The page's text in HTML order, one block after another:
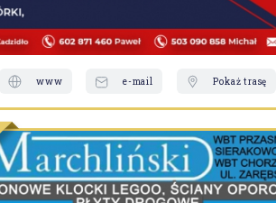
www e-mail Pokaż trasę